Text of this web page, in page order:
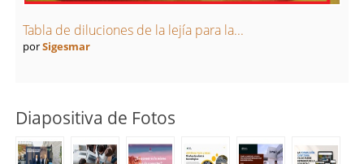
Tabla de diluciones de la lejía para la...
porSigesmar
Diapositiva de Fotos